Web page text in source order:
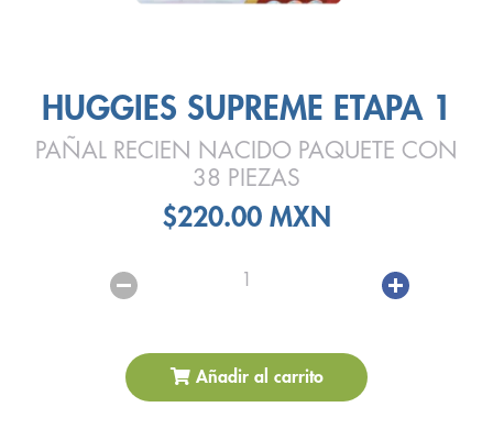
HUGGIES SUPREME ETAPA 1
PAÑAL RECIEN NACIDO PAQUETE CON
38 PIEZAS
$220.00 MXN
1
Añadir al carrito